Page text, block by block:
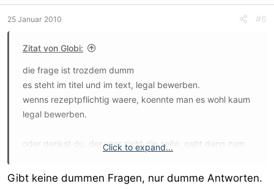
25 Januar 2010 #6
Zitat von Globi:
die frage ist trozdem dumm
es steht im titel und im text, legal bewerben.
wenns rezeptpflichtig waere, koennte man es wohl kaum
legal bewerben.
oder denkst du, der user sieht die seite, geht dann zum
anbieter zuschickt ?
Click to expand...
Gibt keine dummen Fragen, nur dumme Antworten.